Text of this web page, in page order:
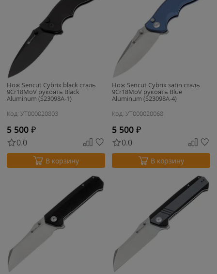
Нож Sencut Cybrix black сталь
9Cr18MoV рукоять Black
Aluminum (S23098A-1)
Код: УТ000020803
5 500 ₽
0.0
В корзину
Нож Sencut Cybrix satin сталь
9Cr18MoV рукоять Blue
Aluminum (S23098A-4)
Код: УТ000020068
5 500 ₽
0.0
В корзину